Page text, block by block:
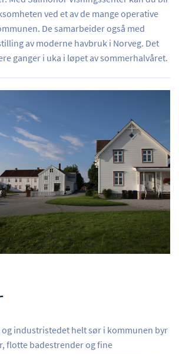
ved et av de mange operative
De samarbeider også med
av moderne havbruk i Norveg. Det
ganger i uka i løpet av sommerhalvåret.
og industristedet helt sør i kommunen byr
flotte badestrender og fine